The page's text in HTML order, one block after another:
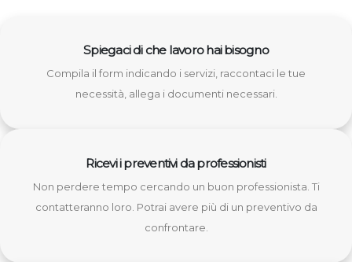
Spiegaci di che lavoro hai bisogno
Compila il form indicando i servizi, raccontaci le tue
necessità, allega i documenti necessari.
Ricevi i preventivi da professionisti
Non perdere tempo cercando un buon professionista. Ti
contatteranno loro. Potrai avere più di un preventivo da
confrontare.